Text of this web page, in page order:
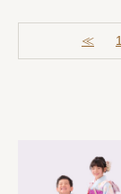
≪ 1